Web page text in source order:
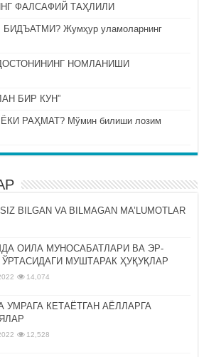
ФАЛСАФИЙ ТАҲЛИЛИ
Жумҳур уламоларнинг
НОМЛАНИШИ
БИР КУН”
РАҲМАТ? Мўмин билиши лозим
BILGAN VA BILMAGAN MA’LUMOTLAR
ОИЛА МУНОСАБАТЛАРИ ВА ЭР-
МУШТАРАК ҲУҚУҚЛАР
14,074
УМРАГА КЕТАЁТГАН АЁЛЛАРГА
12,528